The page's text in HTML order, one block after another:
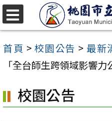
跳
至
主
容
區
首頁 >校園公告 >最新
「全台師生跨領域影響
校園公告
選
單